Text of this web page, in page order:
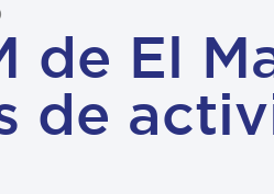
de El
de